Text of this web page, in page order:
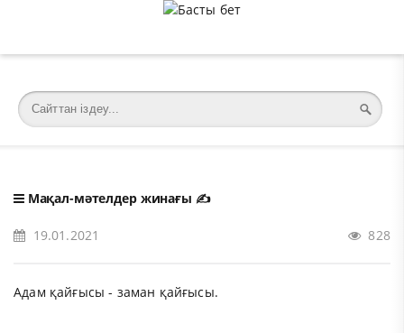
Мақал-мәтелдер жинағы ✍️
19.01.2021 828
Адам қайғысы - заман қайғысы.